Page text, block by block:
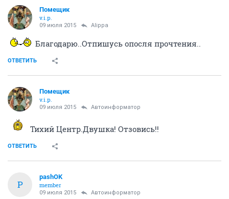
Помещик
v.i.p.
09 июля 2015 Alippa
Благодарю..Отпишусь опосля прочтения..
ОТВЕТИТЬ
Помещик
v.i.p.
09 июля 2015 Автоинформатор
Тихий Центр.Двушка! Отзовись!!
ОТВЕТИТЬ
P
pashOK
member
09 июля 2015 Автоинформатор